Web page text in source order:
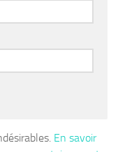
En savoir